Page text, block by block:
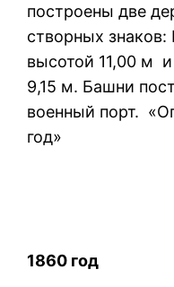
построены две
створных знаков:
высотой 11,00 м
9,15 м. Башни
военный порт.
год»
1860 год